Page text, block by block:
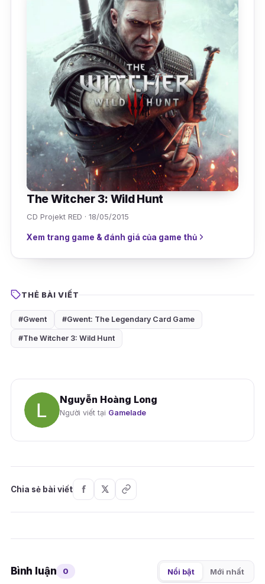
The Witcher 3: Wild Hunt
CD Projekt RED · 18/05/2015
Xem trang game & đánh giá của game thủ
THẺ BÀI VIẾT
#Gwent #Gwent: The Legendary Card Game
#The Witcher 3: Wild Hunt
Nguyễn Hoàng Long
Người viết tại Gamelade
Chia sẻ bài viết
Bình luận 0 Nổi bật Mới nhất